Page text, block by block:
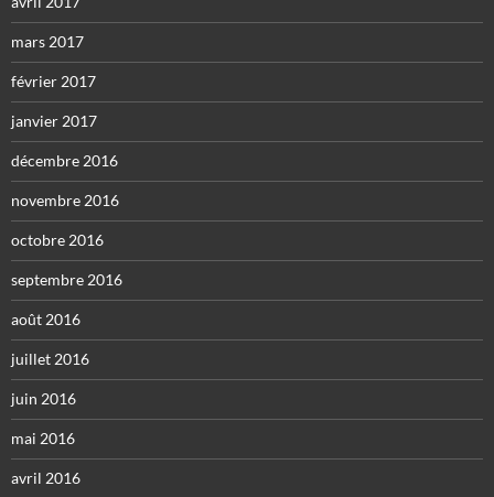
mars 2017
février 2017
janvier 2017
décembre 2016
novembre 2016
octobre 2016
septembre 2016
août 2016
juillet 2016
juin 2016
mai 2016
avril 2016